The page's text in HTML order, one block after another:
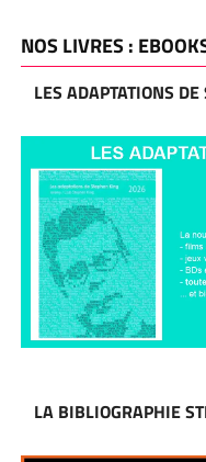
NOS LIVRES :
LES ADAPTATIONS
LA BIBLIOGRAPHIE